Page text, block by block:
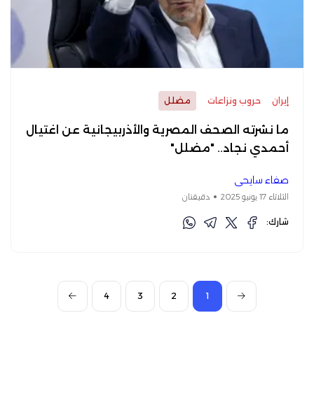
إيران حروب ونزاعات مضلل
ما نشرته الصحف المصرية والأذربيجانية عن اغتيال
أحمدي نجاد.. "مضلل"
صفاء سايحي
الثلاثاء 17 يونيو 2025 دقيقتان
شارك:
1
2
3
4